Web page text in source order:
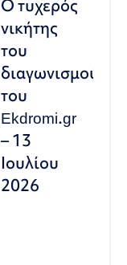
Ο τυχερός
νικήτης
του
διαγωνισμού
του
Ekdromi.gr
– 13
Ιουλίου
2026